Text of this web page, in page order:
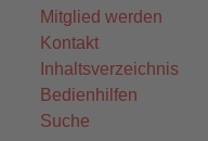
Mitglied werden
Kontakt
Inhaltsverzeichnis
Bedienhilfen
Suche